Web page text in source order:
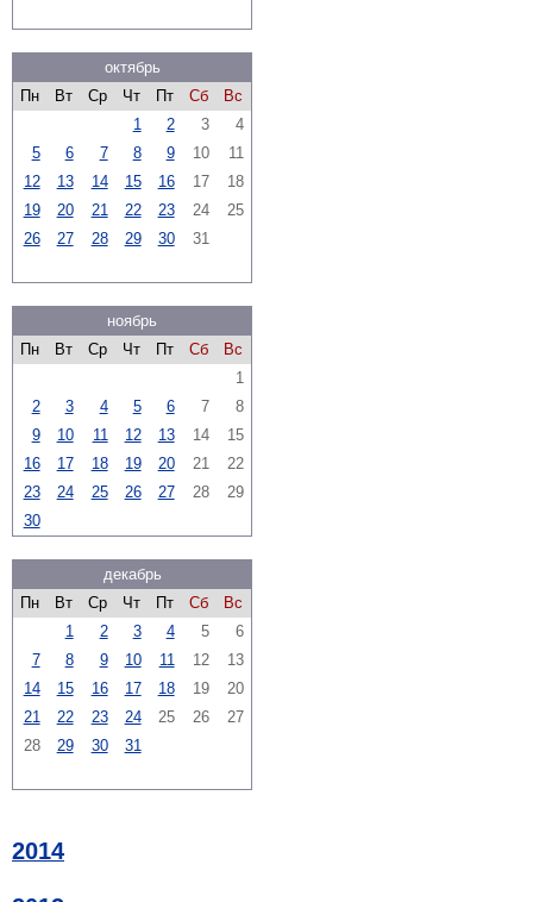
октябрь
Пн
Вт Ср Чт Пт Сб
Вс
1
2 3
4
5
6 7 8 9 10
11
12
13 14 15 16 17
18
19
20 21 22 23 24
25
26
27 28 29 30 31
ноябрь
Пн
Вт Ср Чт Пт Сб
Вс
1
2
3 4 5 6 7
8
9
10 11 12 13 14
15
16
17 18 19 20 21
22
23
24 25 26 27 28
29
30
декабрь
Пн
Вт Ср Чт Пт Сб
Вс
1
2 3 4 5
6
7
8 9 10 11 12
13
14
15 16 17 18 19
20
21
22 23 24 25 26
27
28
29 30 31
2014